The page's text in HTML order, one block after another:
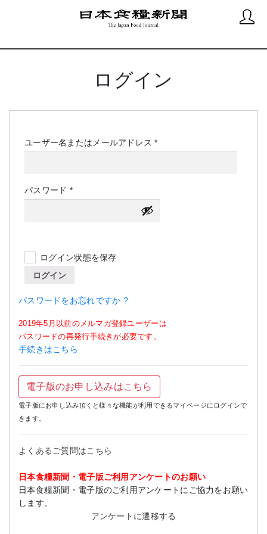
ログイン
ユーザー名またはメールアドレス*必
パスワード *必
須
ログイン状態を保存
ログイン
パスワードをお忘れですか ?
2019年5月以前のメルマガ登録ユーザーは
パスワードの再発行手続きが必要です。
手続きはこちら
電子版のお申し込みはこちら
電子版にお申し込み頂くと様々な機能が利用できるマイページにログインで
きます。
よくあるご質問はこちら
日本食糧新聞・電子版ご利用アンケートのお願い
日本食糧新聞・電子版のご利用アンケートにご協力をお願い
します。
アンケートに遷移する